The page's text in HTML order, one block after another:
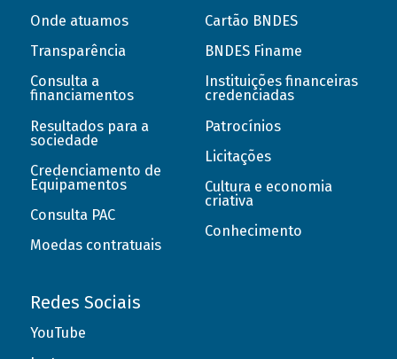
Onde atuamos
Transparência
Consulta a
financiamentos
Resultados para a
sociedade
Credenciamento de
Equipamentos
Consulta PAC
Moedas contratuais
Cartão BNDES
BNDES Finame
Instituições financeiras
credenciadas
Patrocínios
Licitações
Cultura e economia
criativa
Conhecimento
Redes Sociais
YouTube